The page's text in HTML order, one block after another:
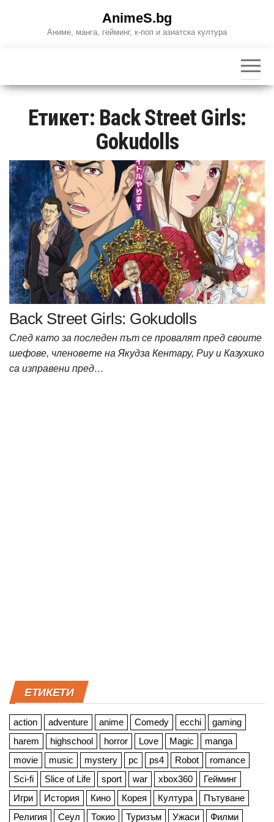
AnimeS.bg
Аниме, манга, гейминг, к-поп и азиатска култура
Етикет: Back Street Girls:
Gokudolls
Back Street Girls: Gokudolls
След като за последен път се провалят пред своите
шефове, членовете на Якудза Кентару, Риу и Казухико
са изправени пред…
ЕТИКЕТИ
action adventure anime Comedy ecchi
gaming
harem
highschool horror Love Magic
manga
movie
music mystery pc ps4 Robot
romance
Sci-fi
Slice of Life sport war xbox360
Гейминг
Игри
История Кино Корея Култура
Пътуване
Религия
Сеул Токио Туризъм Ужаси Филми